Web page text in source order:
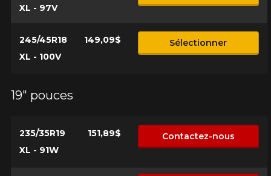
XL - 97V
245/45R18
XL - 100V
149,09$ Sélectionner
19" pouces
235/35R19
XL - 91W
151,89$ Contactez-nous